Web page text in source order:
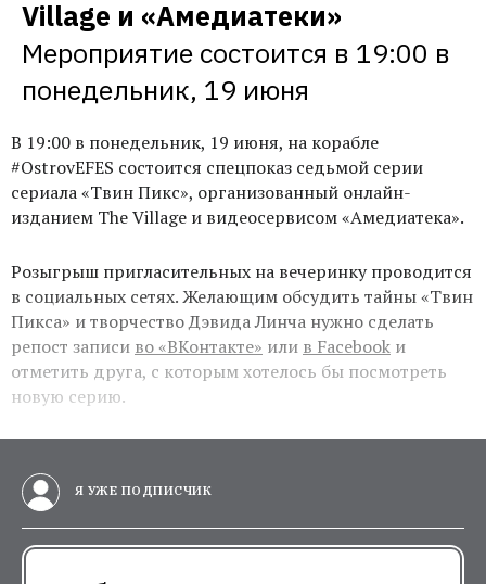
Village и «Амедиатеки»
Мероприятие состоится в 19:00 в
понедельник, 19 июня
В 19:00 в понедельник, 19 июня, на корабле
#ОstrovEFES состоится спецпоказ седьмой серии
сериала «Твин Пикс», организованный онлайн-
изданием The Village и видеосервисом «Амедиатека».
Розыгрыш пригласительных на вечеринку проводится
в социальных сетях. Желающим обсудить тайны «Твин
Пикса» и творчество Дэвида Линча нужно сделать
репост записи во «ВКонтакте» или в Facebook и
отметить друга, с которым хотелось бы посмотреть
новую серию.
Я УЖЕ ПОДПИСЧИК